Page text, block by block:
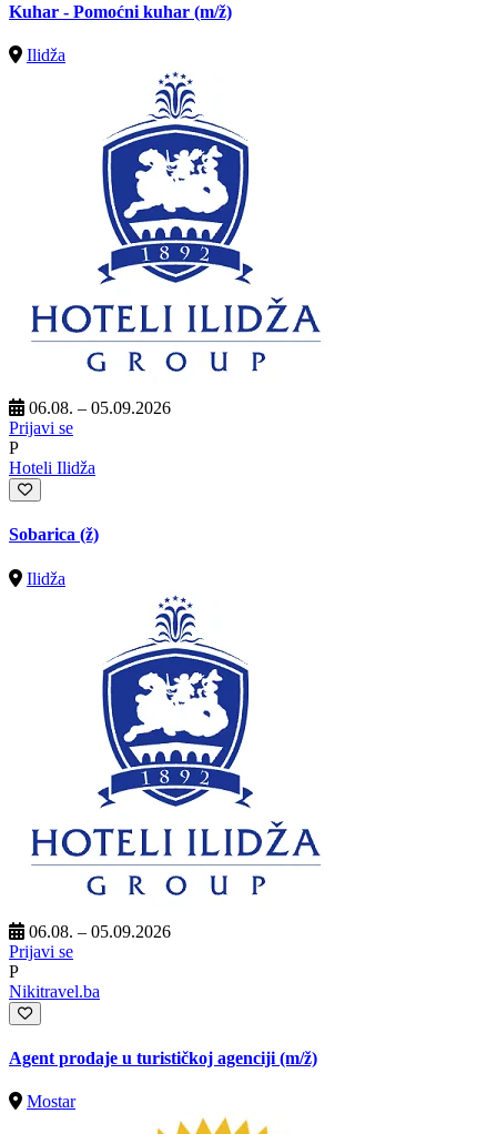
Kuhar - Pomoćni kuhar (m/ž)
Ilidža
06.08. – 05.09.2026
Prijavi se
P
Hoteli Ilidža
Sobarica (ž)
Ilidža
06.08. – 05.09.2026
Prijavi se
P
Nikitravel.ba
Agent prodaje u turističkoj agenciji (m/ž)
Mostar